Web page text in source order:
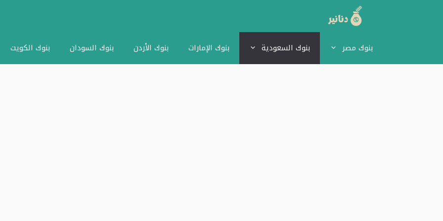
بنوك مصر بنوك السعودية بنوك الإمارات بنوك الأردن بنوك السودان بنوك الكويت